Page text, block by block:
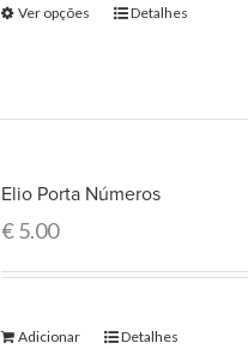
Ver opções Detalhes
Elio Porta Números
€5.00
Adicionar Detalhes